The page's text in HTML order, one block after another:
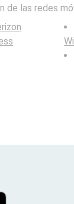
de las redes